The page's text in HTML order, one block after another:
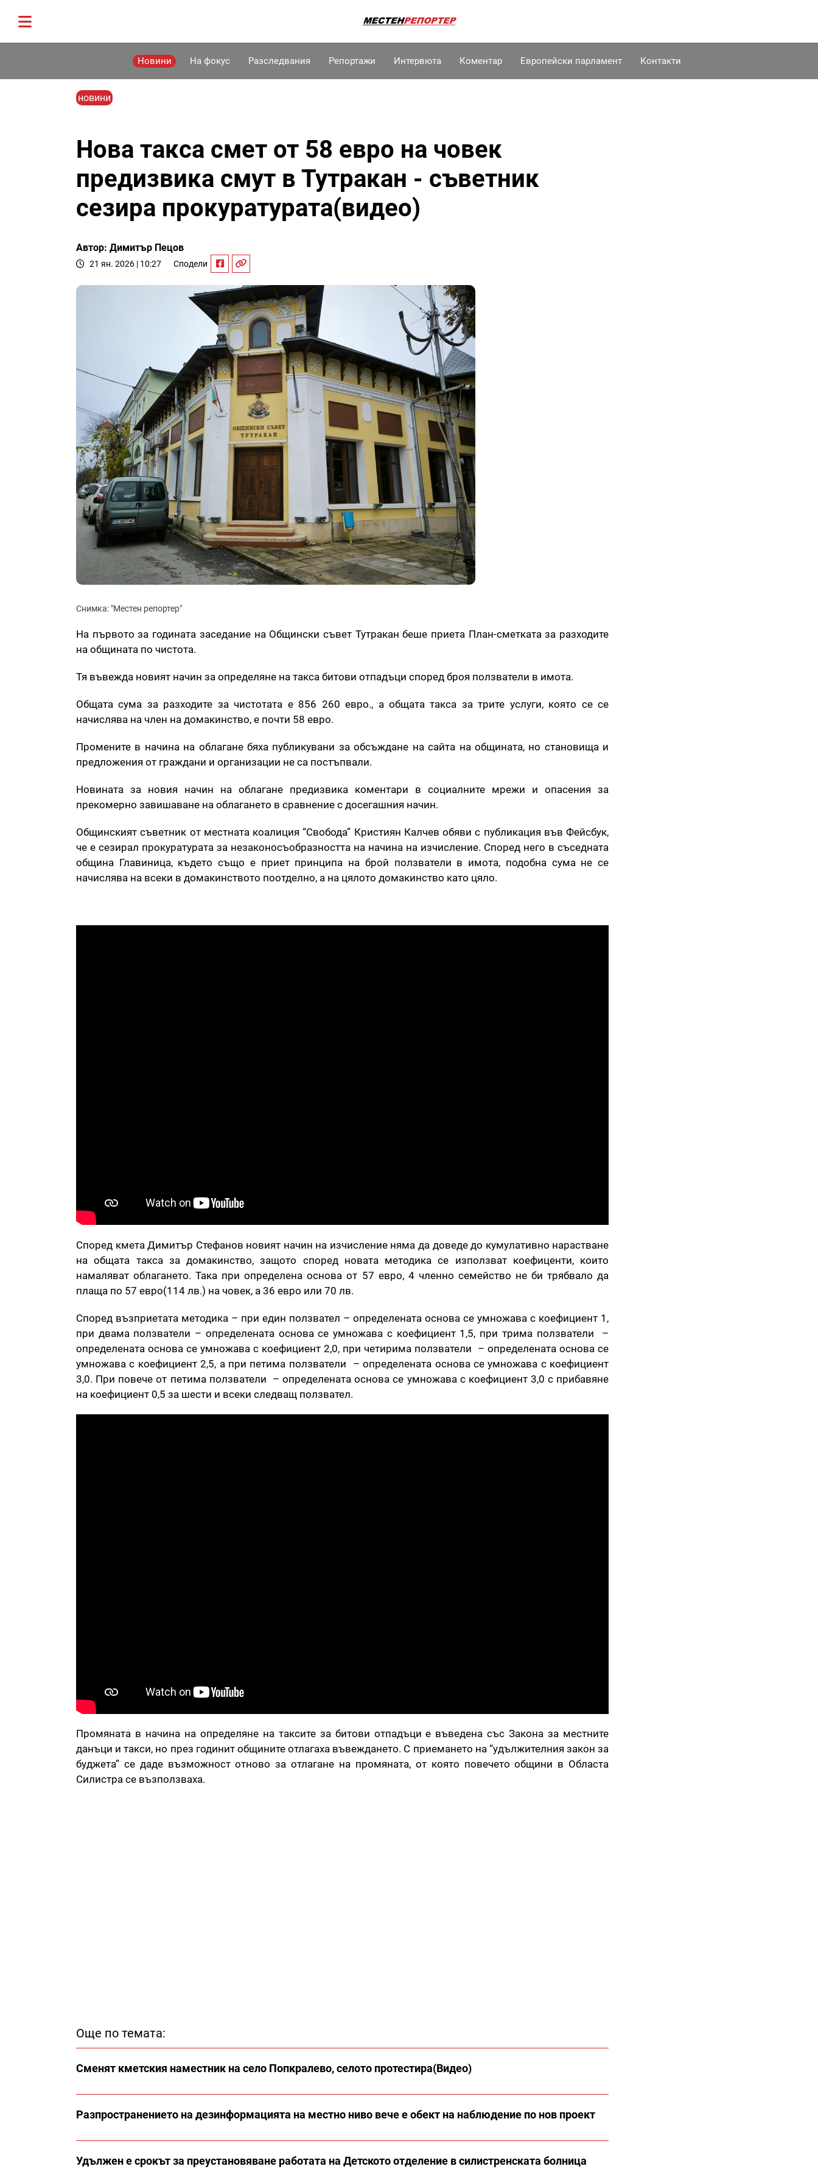
Новини На фокус Разследвания Репортажи Интервюта Коментар Европейски парламент Контакти
новини
Нова такса смет от 58 евро на човек
предизвика смут в Тутракан - съветник
сезира прокуратурата(видео)
Автор: Димитър Пецов
21 ян. 2026 | 10:27 Сподели
Снимка: "Местен репортер"
На първото за годината заседание на Общински съвет Тутракан беше приета План-сметката за разходите
на общината по чистота.
Тя въвежда новият начин за определяне на такса битови отпадъци според броя ползватели в имота.
Общата сума за разходите за чистотата е 856 260 евро., а общата такса за трите услуги, която се се
начислява на член на домакинство, е почти 58 евро.
Промените в начина на облагане бяха публикувани за обсъждане на сайта на общината, но становища и
предложения от граждани и организации не са постъпвали.
Новината за новия начин на облагане предизвика коментари в социалните мрежи и опасения за
прекомерно завишаване на облагането в сравнение с досегашния начин.
Общинският съветник от местната коалиция “Свобода” Кристиян Калчев обяви с публикация във Фейсбук,
че е сезирал прокуратурата за незаконосъобразността на начина на изчисление. Според него в съседната
община Главиница, където също е приет принципа на брой ползватели в имота, подобна сума не се
начислява на всеки в домакинството поотделно, а на цялото домакинство като цяло.
Според кмета Димитър Стефанов новият начин на изчисление няма да доведе до кумулативно нарастване
на общата такса за домакинство, защото според новата методика се използват коефиценти, които
намаляват облагането. Така при определена основа от 57 евро, 4 членно семейство не би трябвало да
плаща по 57 евро(114 лв.) на човек, а 36 евро или 70 лв.
Според възприетата методика – при един ползвател – определената основа се умножава с коефициент 1,
при двама ползватели – определената основа се умножава с коефициент 1,5, при трима ползватели –
определената основа се умножава с коефициент 2,0, при четирима ползватели – определената основа се
умножава с коефициент 2,5, а при петима ползватели – определената основа се умножава с коефициент
3,0. При повече от петима ползватели – определената основа се умножава с коефициент 3,0 с прибавяне
на коефициент 0,5 за шести и всеки следващ ползвател.
Промяната в начина на определяне на таксите за битови отпадъци е въведена със Закона за местните
данъци и такси, но през годинит общините отлагаха въвеждането. С приемането на “удължителния закон за
буджета” се даде възможност отново за отлагане на промяната, от която повечето общини в Областа
Силистра се възползваха.
Още по темата:
Сменят кметския наместник на село Попкралево, селото протестира(Видео)
Разпространението на дезинформацията на местно ниво вече е обект на наблюдение по нов проект
Удължен е срокът за преустановяване работата на Детското отделение в силистренската болница